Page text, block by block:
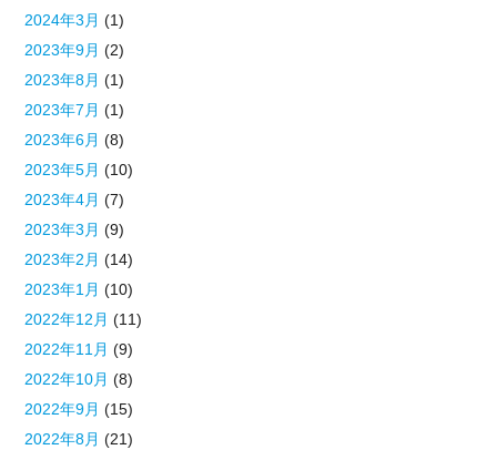
2024年3月 (1)
2023年9月 (2)
2023年8月 (1)
2023年7月 (1)
2023年6月 (8)
2023年5月 (10)
2023年4月 (7)
2023年3月 (9)
2023年2月 (14)
2023年1月 (10)
2022年12月 (11)
2022年11月 (9)
2022年10月 (8)
2022年9月 (15)
2022年8月 (21)